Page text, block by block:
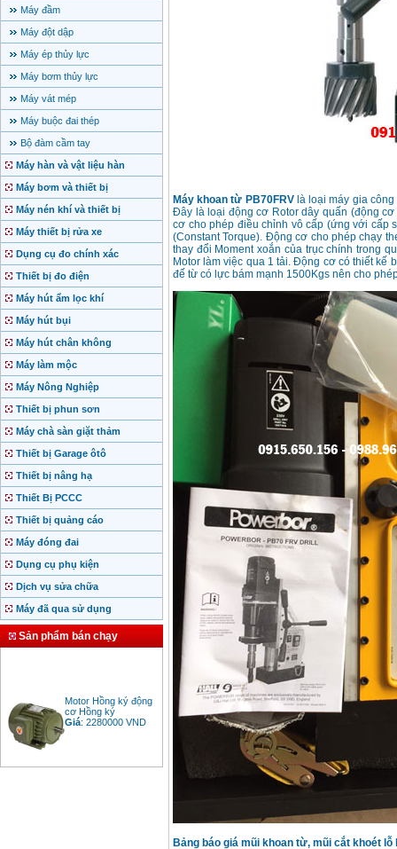
Máy đầm
Máy đột dập
Máy ép thủy lực
Máy bơm thủy lực
Máy vát mép
Máy buộc đai thép
Bộ đàm cầm tay
Máy hàn và vật liệu hàn
Máy bơm và thiết bị
Máy nén khí và thiết bị
Máy thiết bị rửa xe
Dụng cụ đo chính xác
Thiết bị đo điện
Máy hút ẩm lọc khí
Máy hút bụi
Máy hút chân không
Máy làm mộc
Máy Nông Nghiệp
Thiết bị phun sơn
Máy chà sàn giặt thảm
Thiết bị Garage ôtô
Thiết bị nâng hạ
Thiết Bị PCCC
Thiết bị quảng cáo
Máy đóng đai
Dụng cụ phụ kiện
Dịch vụ sửa chữa
Máy đã qua sử dụng
Sản phẩm bán chạy
cơ Hồng ký
Giá :2280000
Máy khoan từ PB70FRVlà loại máy gia công
Đây là loại động cơ Rotor dây quấn (động
cơ cho phép điều chỉnh vô cấp (ứng với cấp
(Constant Torque). Động cơ cho phép chạy
thay đổi Moment xoắn của trục chính trong
Motor làm việc qua 1 tải. Động cơ có thiết kế
đế từ có lực bám mạnh 1500Kgs nên cho
Bảng báo giá mũi khoan từ, mũi cắt khoét